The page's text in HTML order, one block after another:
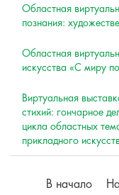
Областная
познания:
Областная
искусства «С миру
Виртуальная
стихий: гончарное
цикла областных
прикладного
В начало